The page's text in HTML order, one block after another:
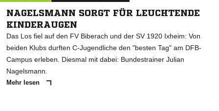
NAGELSMANN SORGT FÜR LEUCHTENDE
KINDERAUGEN
Das Los fiel auf den FV Biberach und der SV 1920 Ixheim: Von
beiden Klubs durften C-Jugendliche den "besten Tag" am DFB-
Campus erleben. Diesmal mit dabei: Bundestrainer Julian
Nagelsmann.
Mehr lesen